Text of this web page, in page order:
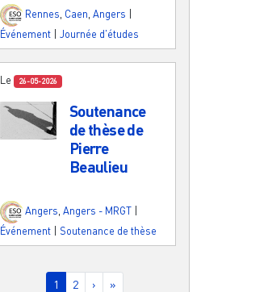
Rennes, Caen, Angers
Événement
Journée d'études
Le 26-05-2026
Soutenance
de thèse de
Pierre
Beaulieu
Angers Angers - MRGT
Événement | Soutenance de thèse
Pagination
Page courante
1 Page
2 Page suivante
› Dernière page
»